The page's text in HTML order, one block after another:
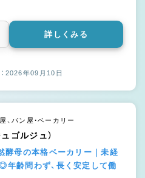
詳しくみる
2026年09月10日
、パン屋・ベーカリー
ゴルジュ）
酵母の本格ベーカリー｜未経
齢問わず、長く安定して働